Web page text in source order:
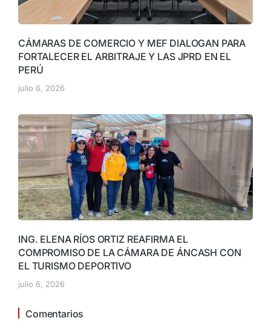
CÁMARAS DE COMERCIO Y MEF DIALOGAN PARA
FORTALECER EL ARBITRAJE Y LAS JPRD EN EL
PERÚ
julio 6, 2026
ING. ELENA RÍOS ORTIZ REAFIRMA EL
COMPROMISO DE LA CÁMARA DE ÁNCASH CON
EL TURISMO DEPORTIVO
julio 6, 2026
Comentarios